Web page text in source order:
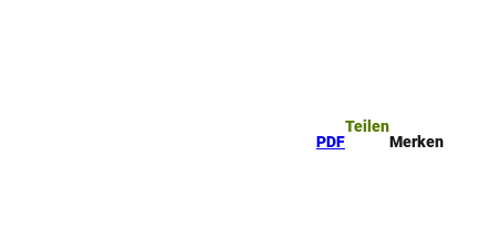
PDF
Teilen
Merken